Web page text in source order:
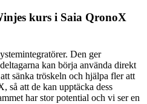
kurs i Saia QronoX
Den ger
kan börja använda direkt
sänka tröskeln och hjälpa fler att
så att de kan upptäcka dess
har stor potential och vi ser en